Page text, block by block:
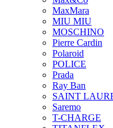
MaxMara
MIU MIU
MOSCHINO
Pierre Cardin
Polaroid
POLICE
Prada
Ray Ban
SAINT
Saremo
T-CHARGE